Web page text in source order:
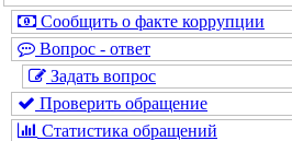
Сообщить о факте коррупции
Вопрос - ответ
Задать вопрос
Проверить обращение
Статистика обращений